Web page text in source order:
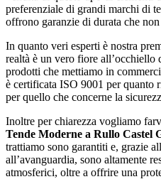
preferenziale di grandi marchi di
offrono garanzie di durata che
In quanto veri esperti è nostra
realtà è un vero fiore
prodotti che mettiamo in
è certificata ISO 9001 per quanto
per quello che concerne la
Inoltre per chiarezza vogliamo
Tende Moderne a Rullo Castel
trattiamo sono garantiti e, grazie
all’avanguardia, sono altamente
atmosferici, oltre a offrire una